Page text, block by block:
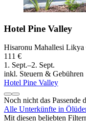
Hotel Pine Valley
Hisaronu Mahallesi
111 €
1. Sept.–2. Sept.
inkl. Steuern & Gebühren
Hotel Pine Valley
Noch nicht das Passende
Alle Unterkünfte in
Mit diesen beliebten